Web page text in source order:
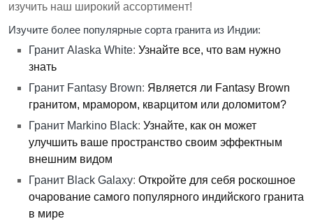
изучить наш широкий ассортимент!
Изучите более популярные сорта гранита из Индии:
Гранит Alaska White:Узнайте все, что вам нужно
знать
Гранит Fantasy Brown: Является ли Fantasy Brown
гранитом, мрамором, кварцитом или доломитом?
Гранит Markino Black:Узнайте, как он может
улучшить ваше пространство своим эффектным
внешним видом
Гранит Black Galaxy:Откройте для себя роскошное
очарование самого популярного индийского гранита
в мире